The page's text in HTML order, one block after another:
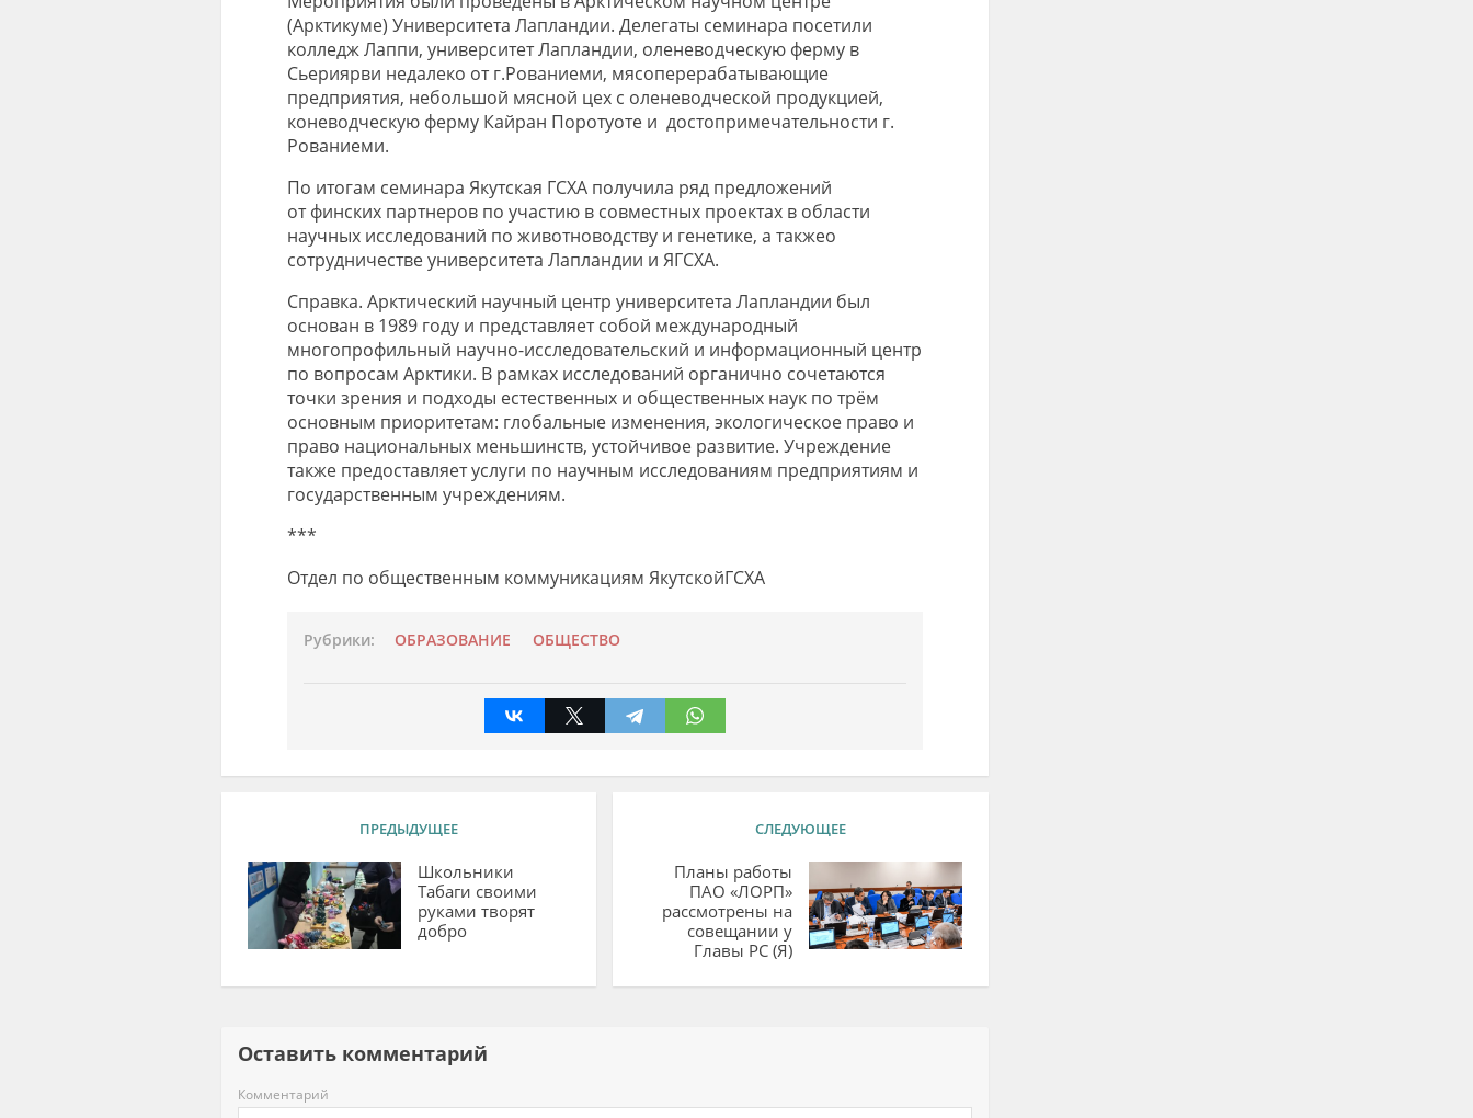
(Арктикуме) Университета Лапландии. Делегаты семинара посетили
колледжЛаппи, университет Лапландии, оленеводческую ферму в
Сьериярви недалеко отг.Рованиеми, мясоперерабатывающие
предприятия, небольшой мясной цех с оленеводческой продукцией,
коневодческую ферму Кайран Поротуотеи достопримечательности г.
Рованиеми.
По итогам семинара Якутская ГСХА получила ряд предложений
от финских партнеров по участию в совместных проектах в области
научных исследований по животноводствуи генетике, а такжео
сотрудничествеуниверситета Лапландии и ЯГСХА.
Справка. Арктический научный центр университета Лапландии был
основан в 1989 году и представляет собой международный
многопрофильный научно-исследовательский и информационный центр
по вопросам Арктики. В рамках исследований органично сочетаются
точки зрения и подходы естественных и общественных наук по трём
основным приоритетам: глобальные изменения, экологическое право и
право национальных меньшинств, устойчивое развитие. Учреждение
также предоставляет услуги по научным исследованиям предприятиям и
государственным учреждениям.
***
Отдел по общественным коммуникациям ЯкутскойГСХА
Рубрики: ОБРАЗОВАНИЕ ОБЩЕСТВО
ПРЕДЫДУЩЕЕ
Школьники
Табаги своими
руками творят
добро
СЛЕДУЮЩЕЕ
Планы работы
ПАО «ЛОРП»
рассмотрены на
совещании у
Главы РС (Я)
Оставить комментарий
Комментарий